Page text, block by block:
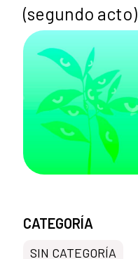
(segundo acto)
CATEGORÍA
SIN CATEGORÍA